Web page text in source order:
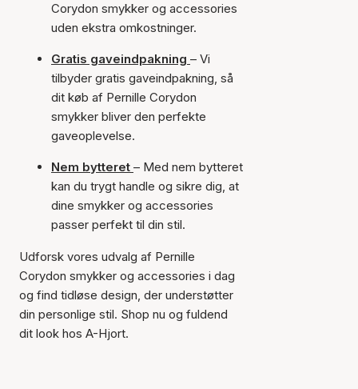
Corydon smykker og accessories
uden ekstra omkostninger.
Gratis gaveindpakning – Vi
tilbyder gratis gaveindpakning, så
dit køb af Pernille Corydon
smykker bliver den perfekte
gaveoplevelse.
Nem bytteret – Med nem bytteret
kan du trygt handle og sikre dig, at
dine smykker og accessories
passer perfekt til din stil.
Udforsk vores udvalg af Pernille
Corydon smykker og accessories i dag
og find tidløse design, der understøtter
din personlige stil. Shop nu og fuldend
dit look hos A-Hjort.